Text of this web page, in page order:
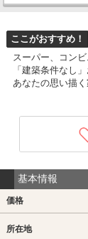
ここがおすすめ！
スーパー、コン
「建築条件なし
あなたの思い描
基本情報
価格
所在地